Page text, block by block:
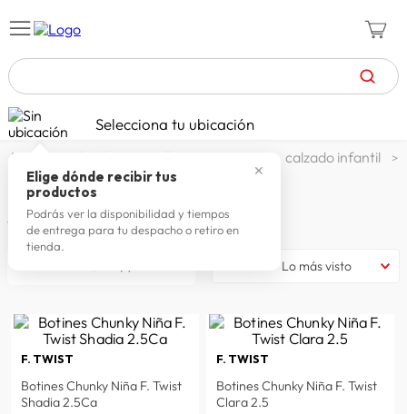
TÉRMINOS MÁS BUSCADOS
1. celulares
2. zapatillas mujer
3. zapatillas hombre
4. moda
zapatillas
7 laptop
8 terrex
9. lavadora
Selecciona tu ubicación
✕
Elige dónde recibir tus
productos
Podrás ver la disponibilidad y tiempos
de entrega para tu despacho o retiro en
tienda.
calzado y zapatillas calzado infantil
BOTINES NIÑA
4 productos
Lo más visto
F. TWIST
Botines Chunky Niña F. Twist
Shadia 2.5Ca
F. TWIST
Botines Chunky Niña F. Twist
Clara 2.5